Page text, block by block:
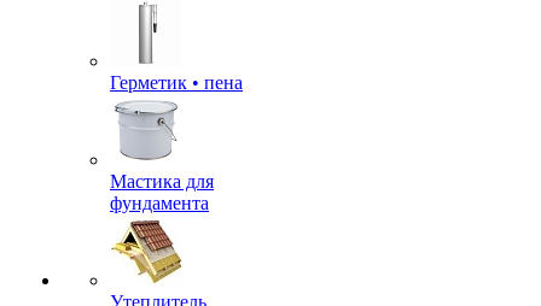
Герметик • пена
Мастика для
фундамента
Утеплитель